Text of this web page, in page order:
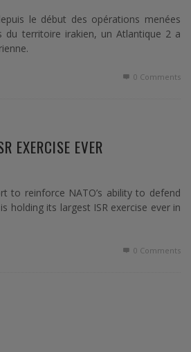
le début des opérations menées
du territoire irakien, un Atlantique 2 a
0 Comments
EXERCISE EVER
to reinforce NATO’s ability to defend
holding its largest ISR exercise ever in
0 Comments